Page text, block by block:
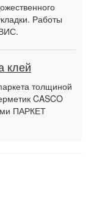
Работы
клей
толщиной
CASCO
ПАРКЕТ